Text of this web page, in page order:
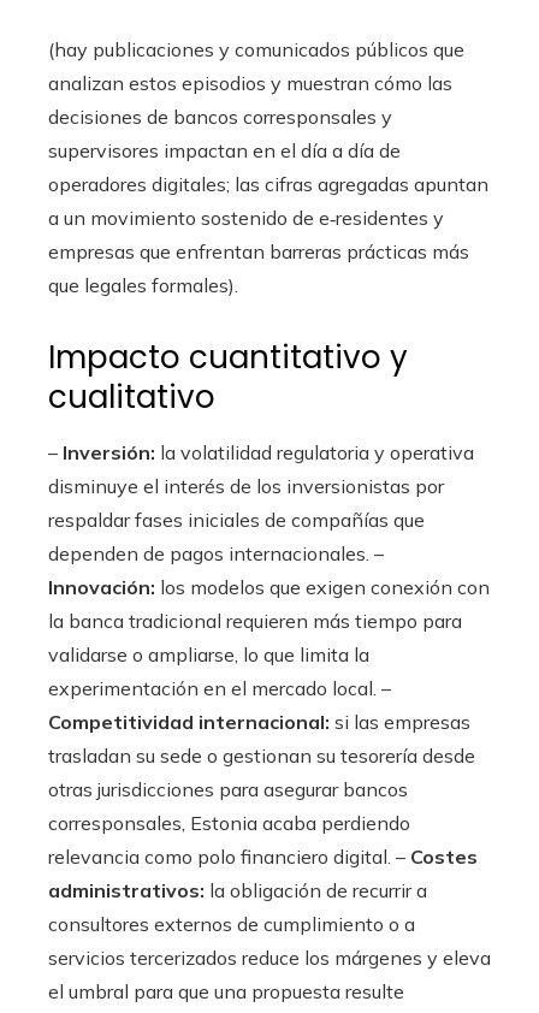
(hay publicaciones y comunicados públicos que
analizan estos episodios y muestran cómo las
decisiones de bancos corresponsales y
supervisores impactan en el día a día de
operadores digitales; las cifras agregadas apuntan
a un movimiento sostenido de e‑residentes y
empresas que enfrentan barreras prácticas más
que legales formales).
Impacto cuantitativo y
cualitativo
– Inversión: la volatilidad regulatoria y operativa
disminuye el interés de los inversionistas por
respaldar fases iniciales de compañías que
dependen de pagos internacionales. –
Innovación: los modelos que exigen conexión con
la banca tradicional requieren más tiempo para
validarse o ampliarse, lo que limita la
experimentación en el mercado local. –
Competitividad internacional: si las empresas
trasladan su sede o gestionan su tesorería desde
otras jurisdicciones para asegurar bancos
corresponsales, Estonia acaba perdiendo
relevancia como polo financiero digital. – Costes
administrativos: la obligación de recurrir a
consultores externos de cumplimiento o a
servicios tercerizados reduce los márgenes y eleva
el umbral para que una propuesta resulte